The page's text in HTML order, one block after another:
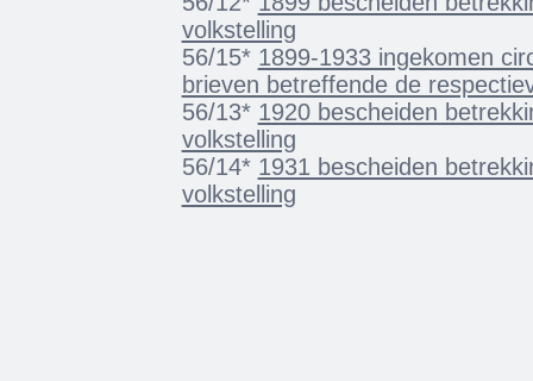
volkstelling
56/15* 1899-1933 ingekomen
brieven betreffende de
56/13* 1920 bescheiden
volkstelling
56/14* 1931 bescheiden
volkstelling